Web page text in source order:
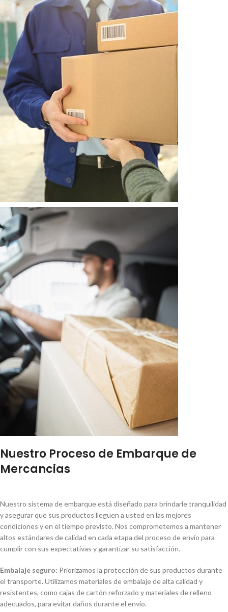
Nuestro Proceso de Embarque de
Mercancias
Nuestro sistema de embarque está diseñado para brindarle tranquilidad
y asegurar que sus productos lleguen a usted en las mejores
condiciones y en el tiempo previsto. Nos comprometemos a mantener
altos estándares de calidad en cada etapa del proceso de envío para
cumplir con sus expectativas y garantizar su satisfacción.
Embalaje seguro: Priorizamos la protección de sus productos durante
el transporte. Utilizamos materiales de embalaje de alta calidad y
resistentes, como cajas de cartón reforzado y materiales de relleno
adecuados, para evitar daños durante el envío.